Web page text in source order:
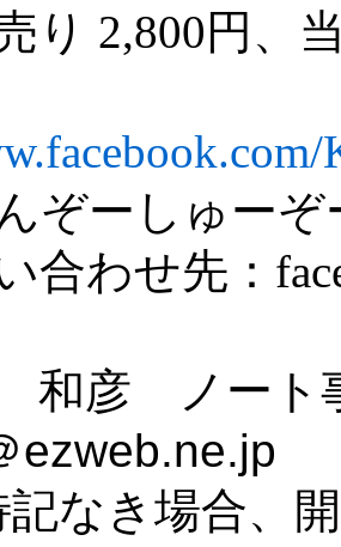
り 2,800円、
ぞーしゅーぞ
合わせ先：
彦 ノート
ezweb.ne.jp
なき場合、